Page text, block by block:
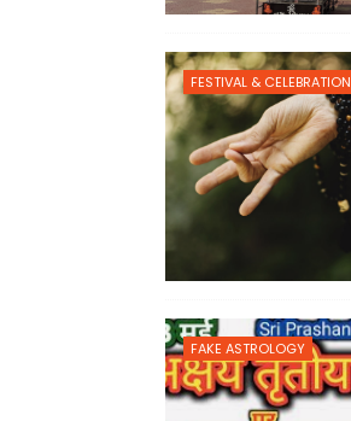
FESTIVAL & CELEBRATION
FAKE ASTROLOGY